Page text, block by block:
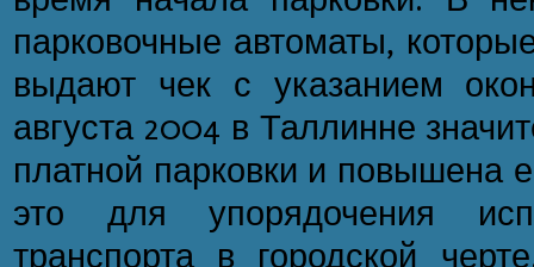
парковочные автоматы,
выдают чек с указанием
августа 2004 в Таллинне
платной парковки и повышена
это для упорядочения
транспорта в городской